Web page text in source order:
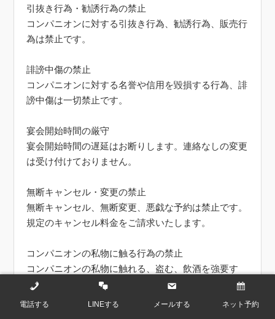
引抜き行為・勧誘行為の禁止
コンパニオンに対する引抜き行為、勧誘行為、販売行
為は禁止です。
誹謗中傷の禁止
コンパニオンに対する名誉や信用を毀損する行為、誹
謗中傷は一切禁止です。
宴会開始時間の厳守
宴会開始時間の遅延はお断りします。連絡なしの変更
は受け付けておりません。
無断キャンセル・変更の禁止
無断キャンセル、無断変更、悪戯な予約は禁止です。
規定のキャンセル料金をご請求いたします。
コンパニオンの私物に触る行為の禁止
コンパニオンの私物に触れる、盗む、飲酒を強要す
る、薬物を使用する行為は一切禁止です。
電話する LINEする メールする ネット予約